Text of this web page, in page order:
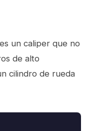
un caliper que no
de alto
cilindro de rueda